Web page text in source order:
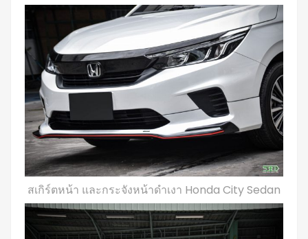
สเกิร์ตหน้า และกระจังหน้าดำเงา Honda City Sedan